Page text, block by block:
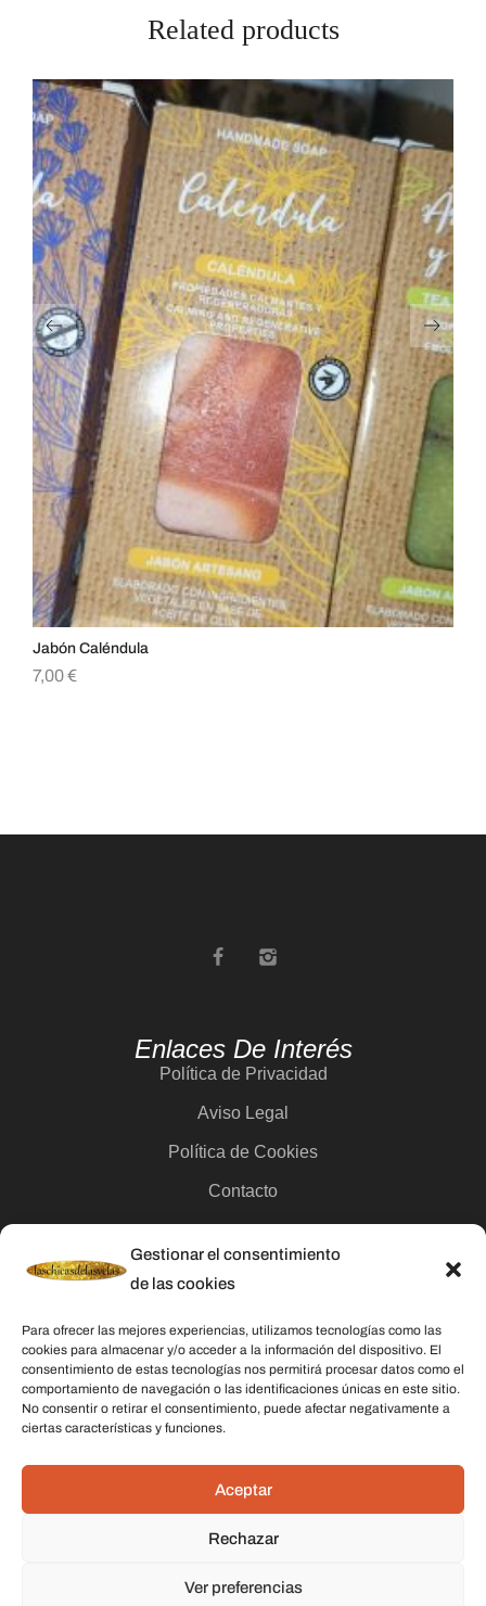
Gestionar el consentimiento
de las cookies
Para ofrecer las mejores experiencias, utilizamos tecnologías como las
cookies para almacenar y/o acceder a la información del dispositivo. El
consentimiento de estas tecnologías nos permitirá procesar datos como el
comportamiento de navegación o las identificaciones únicas en este sitio.
No consentir o retirar el consentimiento, puede afectar negativamente a
ciertas características y funciones.
Aceptar
Rechazar
Ver preferencias
Related products
Jabón Caléndula
7,00€
Enlaces De Interés
Política de Privacidad
Aviso Legal
Política de Cookies
Contacto
Categorías
Velas
Inciensos
Aceites esenciales
Aguas rituales y colonias
Datos De Contacto
Dirección:C/ Stella Maris, 20 50015 Zaragoza
laschicasdelasvelas2@hotmail.com